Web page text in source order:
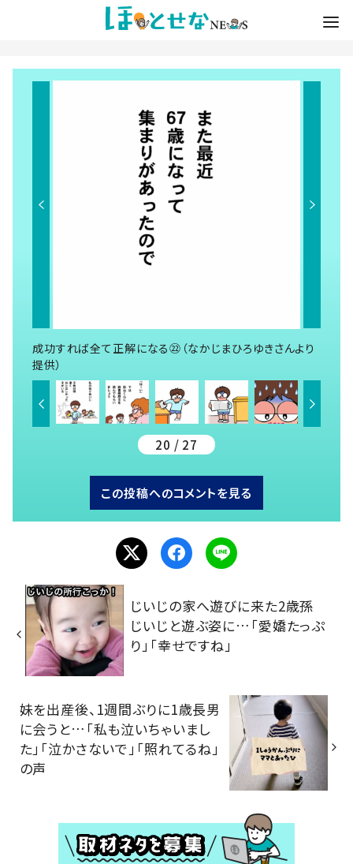
成功すれば全て正解になる㉒（なかじまひろゆきさんより
提供）
20 / 27
この投稿へのコメントを見る
じいじの家へ遊びに来た2歳孫
じいじと遊ぶ姿に…「愛嬌たっぷ
り」「幸せですね」
妹を出産後、1週間ぶりに1歳長男
に会うと…「私も泣いちゃいまし
た」「泣かさないで」「照れてるね」
の声